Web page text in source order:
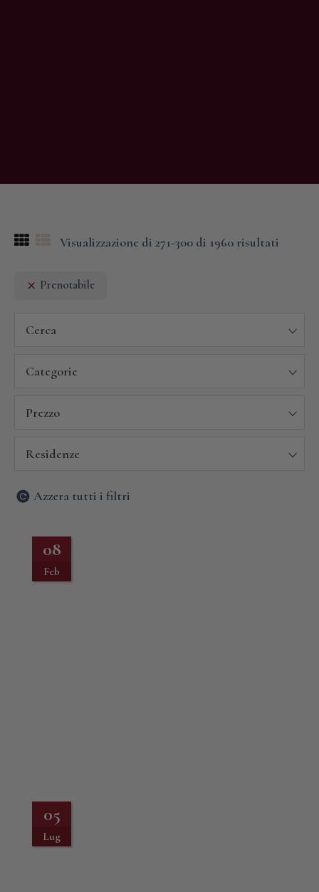
Visualizzazione di 271-300 di 1960 risultati
Prenotabile
Cerca
Categorie
Prezzo
Residenze
Azzera tutti i filtri
08
Feb
05
Lug